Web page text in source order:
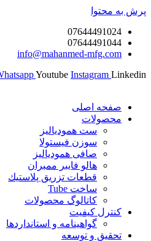
پرش به محتوا
07644491024
07644491044
info@mahanmed-mfg.com
Youtube Instagram Linkedin
صفحه اصلی
محصولات
ست همودیالیز
سوزن فیستولا
صافی همودیالیز
هالو فایبر ممبران
قطعات تزريق پلاستيك
ساخت Tube
کاتالوگ محصولات
کنترل کیفیت
گواهينامه و استانداردها
تحقيق و توسعه